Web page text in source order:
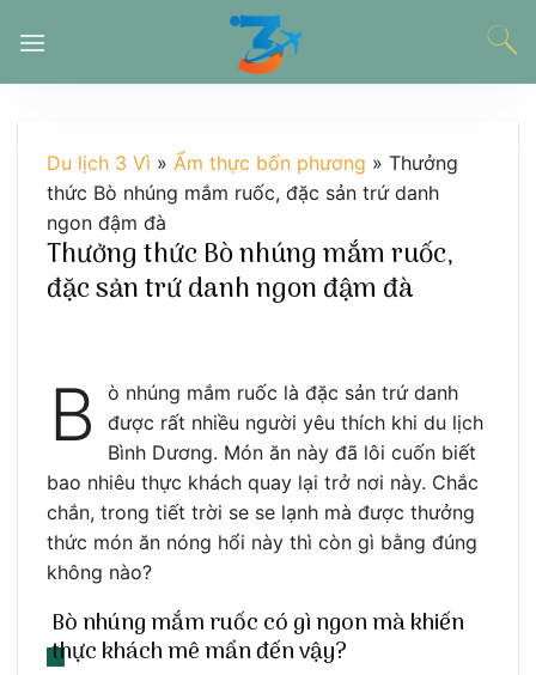
đến
Du lịch 3 Vì » Ẩm thực bốn phương » Thưởng
thức Bò nhúng mắm ruốc, đặc sản trứ danh
ngon đậm đà
Thưởng thức Bò nhúng mắm ruốc,
đặc sản trứ danh ngon đậm đà
B
ò nhúng mắm ruốc là đặc sản trứ danh
được rất nhiều người yêu thích khi du lịch
Bình Dương. Món ăn này đã lôi cuốn biết
bao nhiêu thực khách quay lại trở nơi này. Chắc
chắn, trong tiết trời se se lạnh mà được thưởng
thức món ăn nóng hổi này thì còn gì bằng đúng
không nào?
Bò nhúng mắm ruốc có gì ngon mà khiến
thực khách mê mẩn đến vậy?